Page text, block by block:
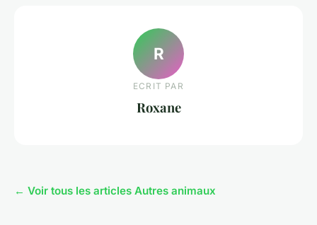
R
ECRIT PAR
Roxane
← Voir tous les articles Autres animaux